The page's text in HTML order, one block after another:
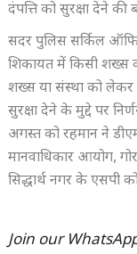
दंपत्ति को सुरक्षा देने की
सदर पुलिस सर्किल
शिकायत में किसी शख्स
शख्स या संस्था को लेकर
सुरक्षा देने के मुद्दे पर
अगस्त को रहमान ने
मानवाधिकार आयोग,
सिद्धार्थ नगर के एसपी
Join our